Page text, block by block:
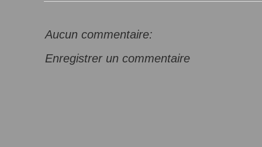
Aucun commentaire:
Enregistrer un commentaire